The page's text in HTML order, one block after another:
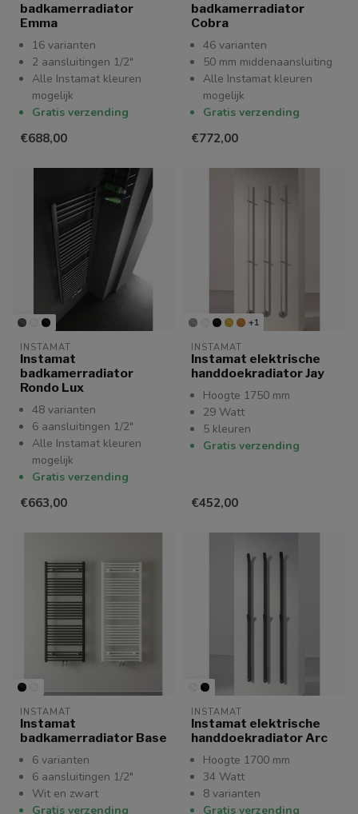
badkamerradiator
Emma
16 varianten
2 aansluitingen 1/2"
Alle Instamat kleuren
mogelijk
Gratis verzending
€688,00
badkamerradiator
Cobra
46 varianten
50 mm middenaansluiting
Alle Instamat kleuren
mogelijk
Gratis verzending
€772,00
INSTAMAT
Instamat
badkamerradiator
Rondo Lux
48 varianten
6 aansluitingen 1/2"
Alle Instamat kleuren
mogelijk
Gratis verzending
€663,00
+1
INSTAMAT
Instamat elektrische
handdoekradiator Jay
Hoogte 1750 mm
29 Watt
5 kleuren
Gratis verzending
€452,00
INSTAMAT
Instamat
badkamerradiator Base
6 varianten
6 aansluitingen 1/2"
Wit en zwart
Gratis verzending
INSTAMAT
Instamat elektrische
handdoekradiator Arc
Hoogte 1700 mm
34 Watt
8 varianten
Gratis verzending